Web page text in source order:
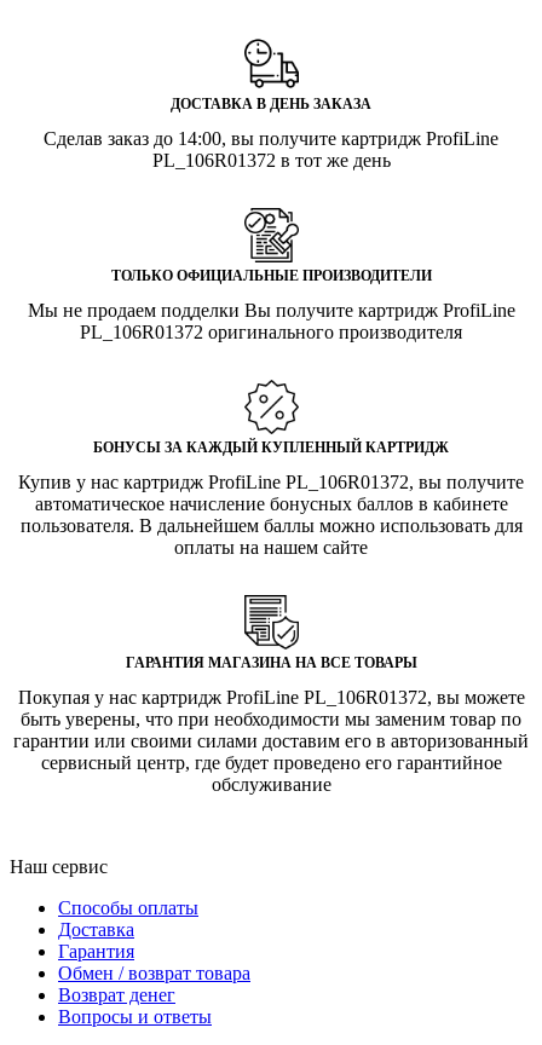
ДОСТАВКА В ДЕНЬ ЗАКАЗА
Сделав заказ до 14:00, вы получите картридж ProfiLine
PL_106R01372 в тот же день
ТОЛЬКО ОФИЦИАЛЬНЫЕ ПРОИЗВОДИТЕЛИ
Мы не продаем подделки Вы получите картридж ProfiLine
PL_106R01372 оригинального производителя
БОНУСЫ ЗА КАЖДЫЙ КУПЛЕННЫЙ КАРТРИДЖ
Купив у нас картридж ProfiLine PL_106R01372, вы получите
автоматическое начисление бонусных баллов в кабинете
пользователя. В дальнейшем баллы можно использовать для
оплаты на нашем сайте
ГАРАНТИЯ МАГАЗИНА НА ВСЕ ТОВАРЫ
Покупая у нас картридж ProfiLine PL_106R01372, вы можете
быть уверены, что при необходимости мы заменим товар по
гарантии или своими силами доставим его в авторизованный
сервисный центр, где будет проведено его гарантийное
обслуживание
Наш сервис
Способы оплаты
Доставка
Гарантия
Обмен / возврат товара
Возврат денег
Вопросы и ответы